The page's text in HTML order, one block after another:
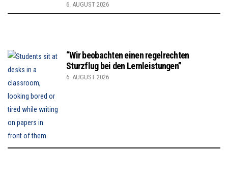
6. AUGUST 2026
“Wir beobachten einen regelrechten
Sturzflug bei den Lernleistungen”
6. AUGUST 2026